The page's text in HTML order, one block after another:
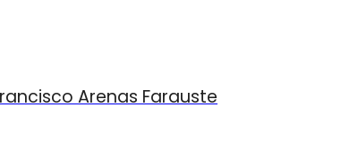
Arenas Farauste